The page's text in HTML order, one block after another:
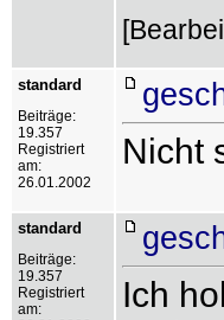
standard
Beiträge:
19.357
Registriert
am:
26.01.2002
Nicht
standard
Beiträge:
19.357
Registriert
am:
Ich